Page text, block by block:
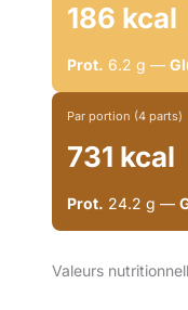
186 kcal
Prot. 6.2 g —
Par portion (4 parts)
731 kcal
Prot. 24.2 g —
Valeurs